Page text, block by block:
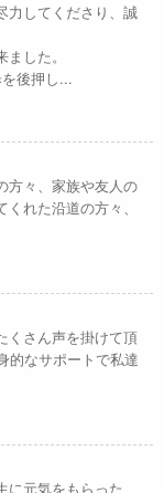
力してくださり、誠
した。
後押し...
方々、家族や友人の
れた沿道の方々、
くさん声を掛けて頂
的なサポートで私達
に元気をもらった